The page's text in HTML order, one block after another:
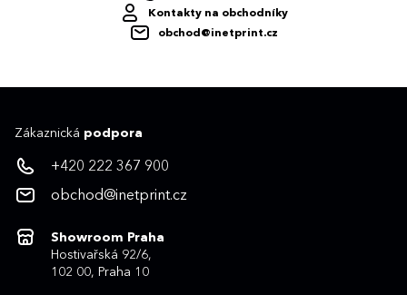
Kontakty na obchodníky
obchod@inetprint.cz
Zákaznická podpora
+420 222 367 900
obchod@inetprint.cz
Showroom Praha
Hostivařská 92/6,
102 00, Praha 10